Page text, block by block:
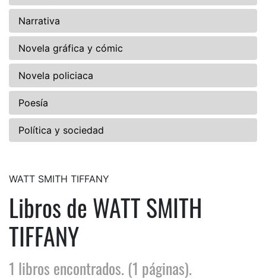
Narrativa
Novela gráfica y cómic
Novela policiaca
Poesía
Política y sociedad
WATT SMITH TIFFANY
Libros de WATT SMITH
TIFFANY
1 libros encontrados. (1 páginas).